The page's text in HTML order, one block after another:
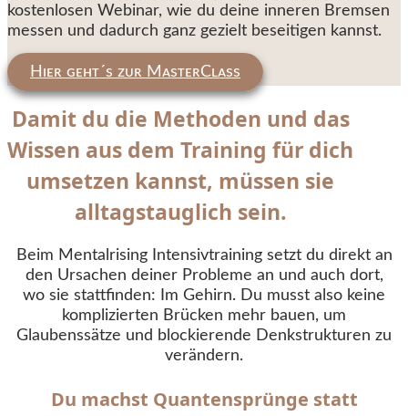
kostenlosen Webinar, wie du deine inneren Bremsen
messen und dadurch ganz gezielt beseitigen kannst.
Hɪᴇʀ ɢᴇʜᴛ´s ᴢᴜʀ MᴀsᴛᴇʀCʟᴀss
Damit du die Methoden und das
Wissen aus dem Training für dich
umsetzen kannst, müssen sie
alltagstauglich sein.
Beim Mentalrising Intensivtraining setzt du direkt an
den Ursachen deiner Probleme an und auch dort,
wo sie stattfinden: Im Gehirn. Du musst also keine
komplizierten Brücken mehr bauen, um
Glaubenssätze und blockierende Denkstrukturen zu
verändern.
Du machst Quantensprünge statt